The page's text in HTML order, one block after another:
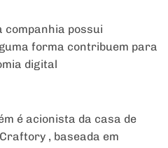
companhia possui
forma contribuem para
digital
é acionista da casa de
, baseada em